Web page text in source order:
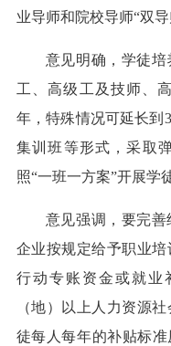
业导师和院校导师“双导
意见明确，学徒
工、高级工及技师、
年，特殊情况可延长到
集训班等形式，采取
照“一班一方案”开展学
意见强调，要完
企业按规定给予职业
行动专账资金或就业
（地）以上人力资源
徒每人每年的补贴标